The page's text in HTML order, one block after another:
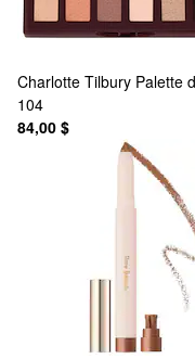
Charlotte Tilbury Palette
104
84,00 $